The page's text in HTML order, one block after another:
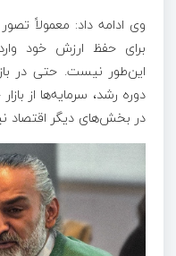
وی ادامه داد: معمولاً
برای حفظ ارزش خود
این‌طور نیست. حتی در
دوره رشد، سرمایه‌ها از
در بخش‌های دیگر اقتصاد